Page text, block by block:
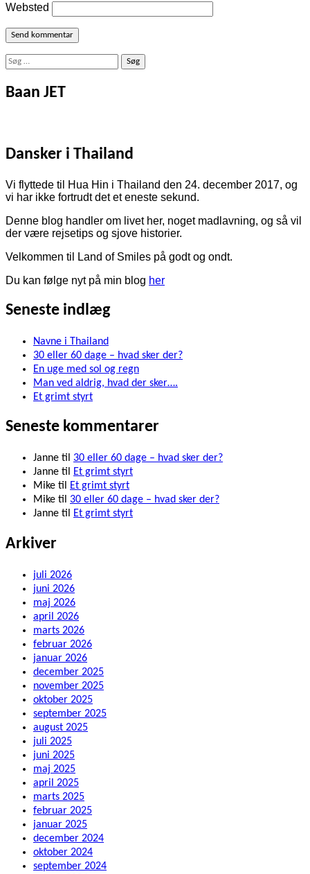
Websted
Søg
Baan JET
Dansker i Thailand
Vi flyttede til Hua Hin i Thailand den 24. december 2017, og
vi har ikke fortrudt det et eneste sekund.
Denne blog handler om livet her, noget madlavning, og så vil
der være rejsetips og sjove historier.
Velkommen til Land of Smiles på godt og ondt.
Du kan følge nyt på min blog her
Seneste indlæg
Navne i Thailand
30 eller 60 dage – hvad sker der?
En uge med sol og regn
Man ved aldrig, hvad der sker….
Et grimt styrt
Seneste kommentarer
Janne til 30 eller 60 dage – hvad sker der?
Janne til Et grimt styrt
Mike til Et grimt styrt
Mike til 30 eller 60 dage – hvad sker der?
Janne til Et grimt styrt
Arkiver
juli 2026
juni 2026
maj 2026
april 2026
marts 2026
februar 2026
januar 2026
december 2025
november 2025
oktober 2025
september 2025
august 2025
juli 2025
juni 2025
maj 2025
april 2025
marts 2025
februar 2025
januar 2025
december 2024
oktober 2024
september 2024